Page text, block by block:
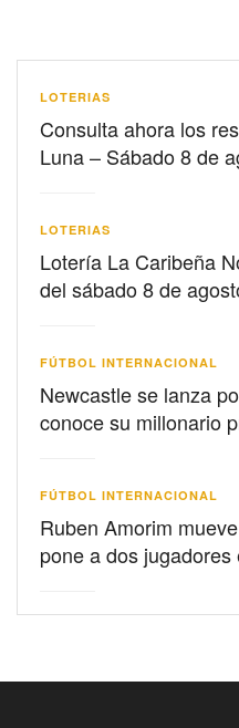
LOTERIAS
Consulta ahora los
Luna – Sábado 8 de
LOTERIAS
Lotería La Caribeña
del sábado 8 de
FÚTBOL INTERNACIONAL
Newcastle se lanza
conoce su millonario
FÚTBOL INTERNACIONAL
Ruben Amorim
pone a dos jugadores